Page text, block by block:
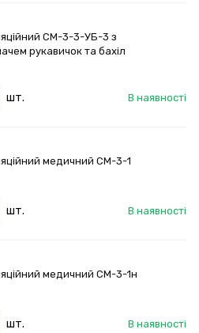
СМ-3-3-УБ-3 з
рукавичок та бахіл
В наявності
шт.
медичний СМ-3-1
В наявності
шт.
медичний СМ-3-1н
В наявності
шт.